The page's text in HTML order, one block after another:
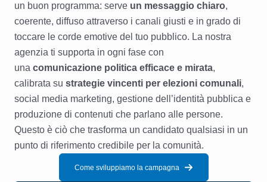
un buon programma: serve un messaggio chiaro,
coerente, diffuso attraverso i canali giusti e in grado di
toccare le corde emotive del tuo pubblico. La nostra
agenzia ti supporta in ogni fase con
una comunicazione politica efficace e mirata,
calibrata su strategie vincenti per elezioni comunali,
social media marketing, gestione dell’identità pubblica e
produzione di contenuti che parlano alle persone.
Questo è ciò che trasforma un candidato qualsiasi in un
punto di riferimento credibile per la comunità.
Come sviluppiamo la campagna